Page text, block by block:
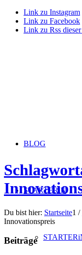
Link zu Instagram
Link zu Facebook
Link zu Rss
BLOG
STARTERiN
Du bist hier: Startseite1 /
Innovationspreis
Beiträge